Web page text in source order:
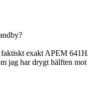
faktiskt exakt APEM
jag har drygt hälften